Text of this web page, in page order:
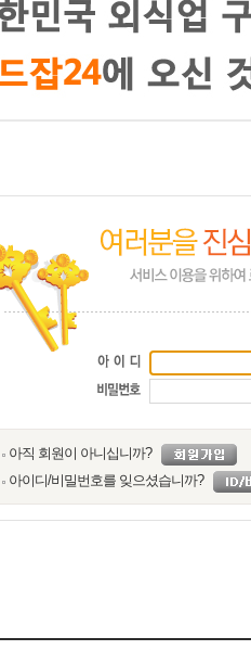
아직 회원이 아니십니까?
아이디/비밀번호를 잊으셨습니까?